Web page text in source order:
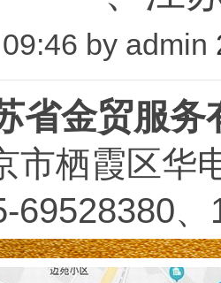
by admin
省金贸服务
市栖霞区华
69528380